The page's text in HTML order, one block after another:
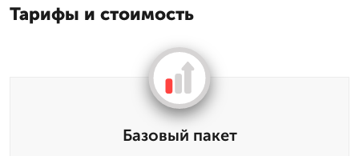
Тарифы и стоимость
Базовый пакет